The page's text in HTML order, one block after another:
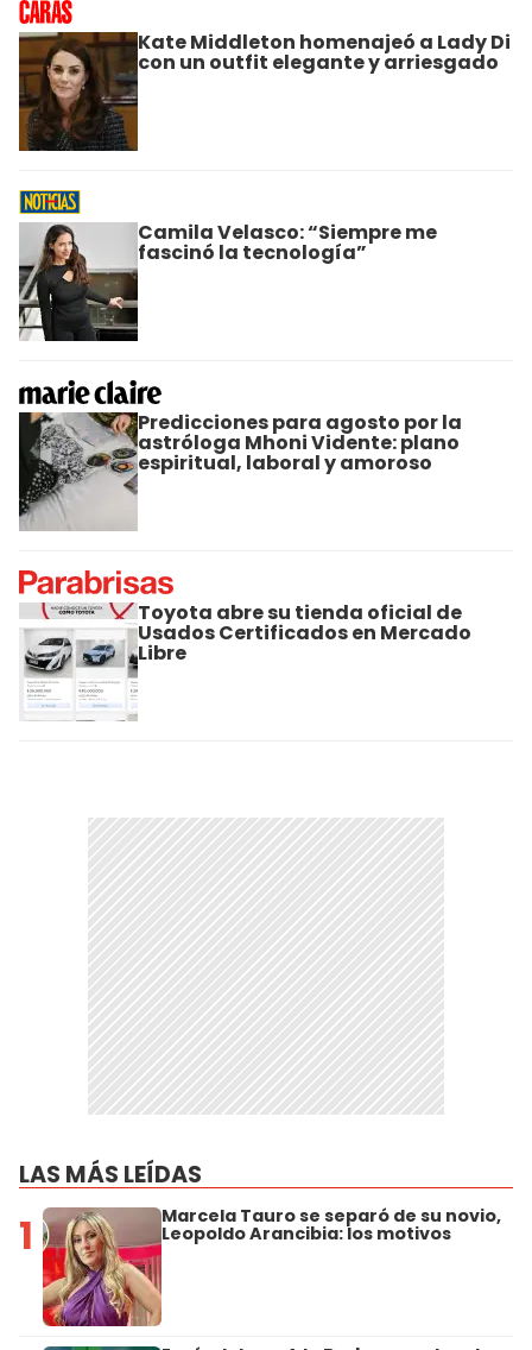
Kate Middleton homenajeó a Lady Di
con un outfit elegante y arriesgado
Camila Velasco: “Siempre me
fascinó la tecnología”
Predicciones para agosto por la
astróloga Mhoni Vidente: plano
espiritual, laboral y amoroso
Toyota abre su tienda oficial de
Usados Certificados en Mercado
Libre
LAS MÁS LEÍDAS
1 Marcela Tauro se separó de su novio,
Leopoldo Arancibia: los motivos